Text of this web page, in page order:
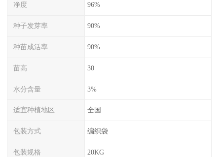
净度 96%
种子发芽率 90%
种苗成活率 90%
苗高 30
水分含量 3%
适宜种植地区 全国
包装方式 编织袋
包装规格 20KG